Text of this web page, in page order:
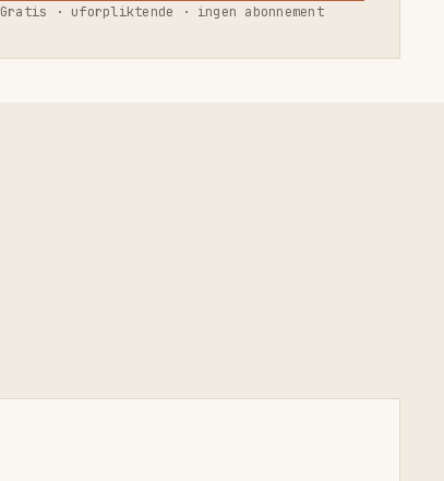
Gratis · uforpliktende · ingen abonnement